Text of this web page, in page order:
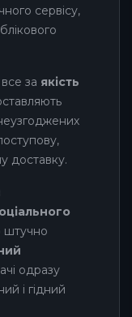
сервісу,
за якість
доставку.
штучно
одразу
і гідний